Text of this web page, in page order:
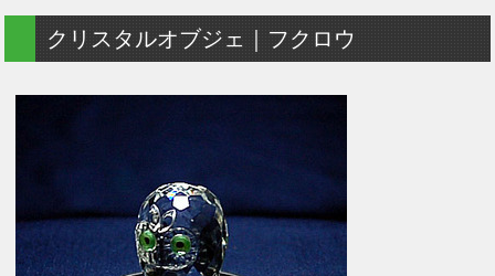
クリスタルオブジェ｜フクロウ